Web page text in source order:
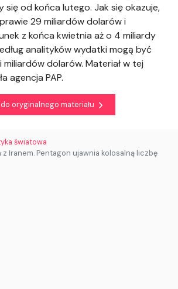
się od końca lutego. Jak się okazuje,
29 miliardów dolarów i
z końca kwietnia aż o 4 miliardy
analityków wydatki mogą być
dolarów. Materiał w tej
agencja PAP.
oryginalnego materiału
światowa
Iranem. Pentagon ujawnia kolosalną liczbę